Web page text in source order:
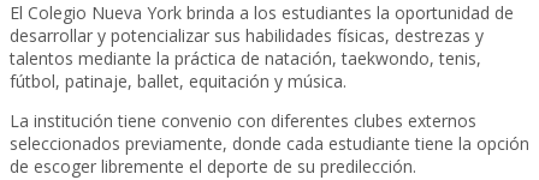
El Colegio Nueva York brinda a los estudiantes la oportunidad de
desarrollar y potencializar sus habilidades físicas, destrezas y
talentos mediante la práctica de natación, taekwondo, tenis,
fútbol, patinaje, ballet, equitación y música.
La institución tiene convenio con diferentes clubes externos
seleccionados previamente, donde cada estudiante tiene la opción
de escoger libremente el deporte de su predilección.